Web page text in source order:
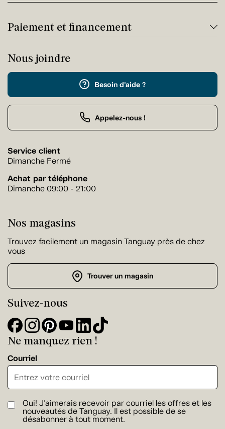
Paiement et financement
Nous joindre
Besoin d'aide ?
Appelez-nous !
Service client
Dimanche Fermé
Achat par téléphone
Dimanche 09:00 - 21:00
Nos magasins
Trouvez facilement un magasin Tanguay près de chez
vous
Trouver un magasin
Suivez-nous
Ne manquez rien !
Courriel
Oui! J'aimerais recevoir par courriel les offres et les
nouveautés de Tanguay. Il est possible de se
désabonner à tout moment.